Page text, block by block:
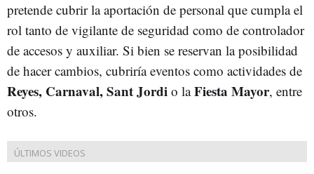
pretende cubrir la aportación de personal que cumpla el
rol tanto de vigilante de seguridad como de controlador
de accesos y auxiliar. Si bien se reservan la posibilidad
de hacer cambios, cubriría eventos como actividades de
Reyes, Carnaval, Sant Jordi o laFiesta Mayor, entre
otros.